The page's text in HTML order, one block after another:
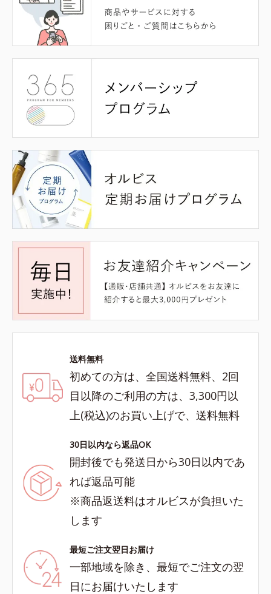
送料無料
初めての方は、全国送料無料、2回
目以降のご利用の方は、3,300円以
上(税込)のお買い上げで、送料無料
30日以内なら返品OK
開封後でも発送日から30日以内であ
れば返品可能
※商品返送料はオルビスが負担いた
します
最短ご注文翌日お届け
一部地域を除き、最短でご注文の翌
日にお届けいたします